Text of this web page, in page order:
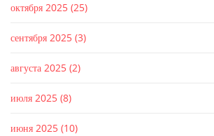
октября 2025 (25)
сентября 2025 (3)
августа 2025 (2)
июля 2025 (8)
июня 2025 (10)